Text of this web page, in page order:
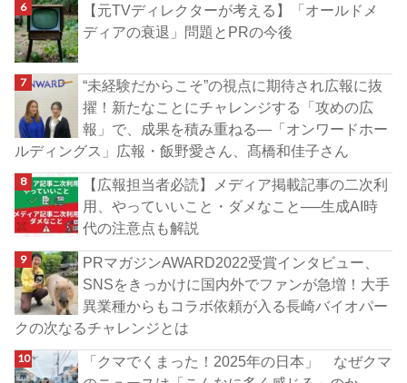
【元TVディレクターが考える】「オールドメ
ディアの衰退」問題とPRの今後
“未経験だからこそ”の視点に期待され広報に抜
擢！新たなことにチャレンジする「攻めの広
報」で、成果を積み重ねる―「オンワードホー
ルディングス」広報・飯野愛さん、髙橋和佳子さん
【広報担当者必読】メディア掲載記事の二次利
用、やっていいこと・ダメなこと──生成AI時
代の注意点も解説
PRマガジンAWARD2022受賞インタビュー、
SNSをきっかけに国内外でファンが急増！大手
異業種からもコラボ依頼が入る長崎バイオパー
クの次なるチャレンジとは
「クマでくまった！2025年の日本」 なぜクマ